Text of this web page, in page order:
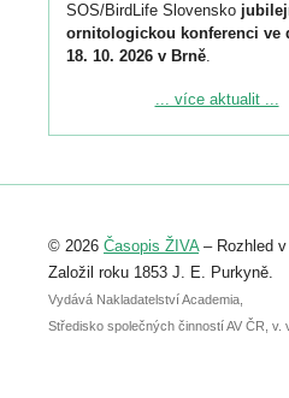
SOS/BirdLife Slovensko
ornitologickou konferenci ve
18. 10. 2026 v Brně.
Podrobnější informace ke
Registrovat se můžete do 6.
abstraktu přihlášené přednášky
posteru je už 30. června.
... více aktualit ...
© 2026 Časopis ŽIVA– Rozhled v
Založil roku 1853 J. E. Purkyně.
Vydává Nakladatelství Academia,
Středisko společných činností AV ČR, v.